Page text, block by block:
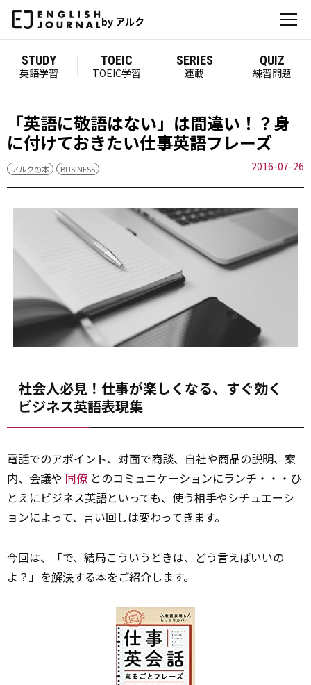
by アルク
STUDY
英語学習
TOEIC
TOEIC学習
SERIES
連載
QUIZ
練習問題
「英語に敬語はない」は間違い！？身
に付けておきたい仕事英語フレーズ
アルクの本 BUSINESS 2016-07-26
社会人必見！仕事が楽しくなる、すぐ効く
ビジネス英語表現集
電話でのアポイント、対面で商談、自社や商品の説明、案
内、会議や 同僚 とのコミュニケーションにランチ・・・ひ
とえにビジネス英語といっても、使う相手やシチュエーシ
ョンによって、言い回しは変わってきます。
今回は、「で、結局こういうときは、どう言えばいいの
よ？」を解決する本をご紹介します。